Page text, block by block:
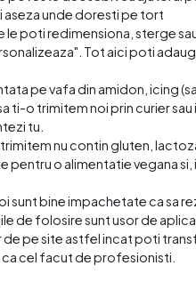
aseza unde doresti pe tort
poti redimensiona, sterge
Tot aici poti
pe vafa din amidon, icing
ti-o trimitem noi prin curier
tu.
nu contin gluten,
pentru o alimentatie vegana si,
sunt bine impachetate ca sa
de folosire sunt usor de
pe site astfel incat poti
cel facut de profesionisti.